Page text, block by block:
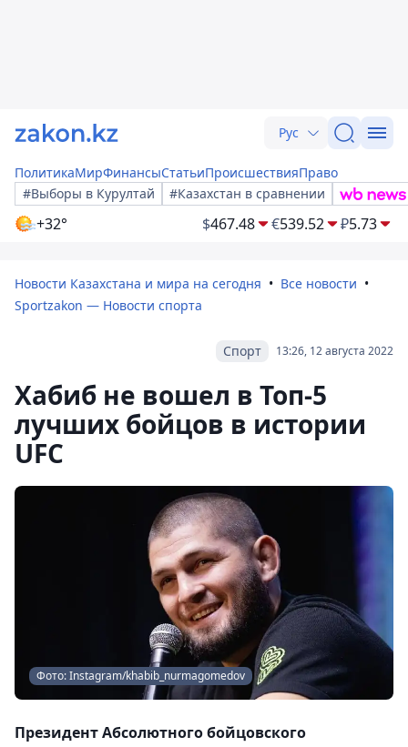
Рус
ПолитикаМирФинансыСтатьиПроисшествияПраво
#Выборы в Курултай
#Казахстан в сравнении
+32° $467.48 €539.52 ₽5.73
Новости Казахстана и мира на сегодня
Все новости
Sportzakon — Новости спорта
13:26, 12 августа 2022
Спорт
Хабиб не вошел в Топ-5
лучших бойцов в истории
UFC
Фото: Instagram/khabib_nurmagomedov
Президент Абсолютного бойцовского